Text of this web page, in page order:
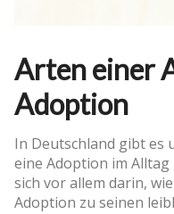
Arten einer
Adoption
In Deutschland gibt es
eine Adoption im
sich vor allem darin,
Adoption zu seinen